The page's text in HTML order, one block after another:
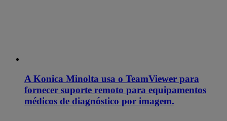
A Konica Minolta usa o TeamViewer para
fornecer suporte remoto para equipamentos
médicos de diagnóstico por imagem.